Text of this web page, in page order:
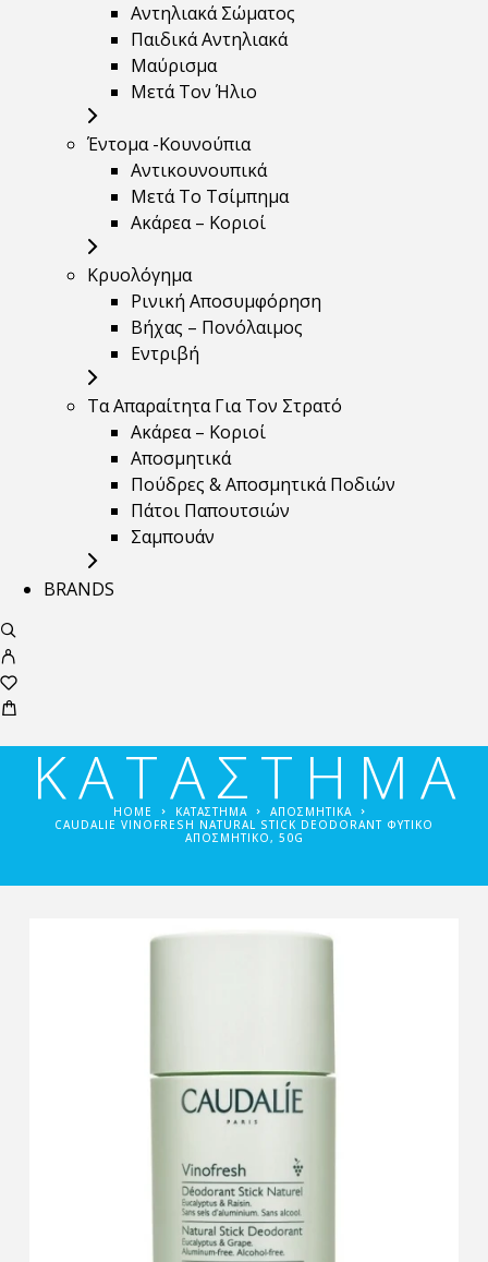
Αντηλιακά Σώματος
Παιδικά Αντηλιακά
Μαύρισμα
Mετά Τον Ήλιο
Έντομα -Κουνούπια
Αντικουνουπικά
Μετά Το Τσίμπημα
Ακάρεα – Κοριοί
Κρυολόγημα
Ρινική Αποσυμφόρηση
Βήχας – Πονόλαιμος
Εντριβή
Τα Απαραίτητα Για Τον Στρατό
Ακάρεα – Κοριοί
Αποσμητικά
Πούδρες & Αποσμητικά Ποδιών
Πάτοι Παπουτσιών
Σαμπουάν
BRANDS
ΚΑΤΑΣΤΗΜΑ
HOME ΚΑΤΑΣΤΗΜΑ
ΑΠΟΣΜΗΤΙΚΆ
CAUDALIE VINOFRESH NATURAL STICK DEODORANT ΦΥΤΙΚΌ
ΑΠΟΣΜΗΤΙΚΌ, 50G